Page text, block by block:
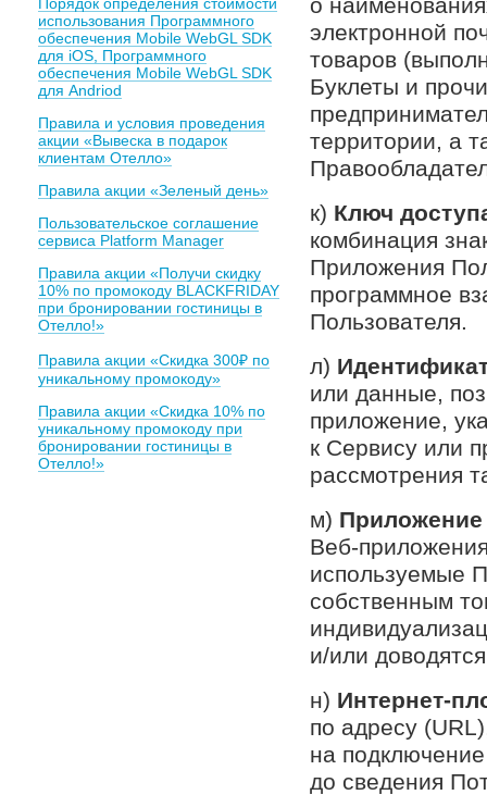
использования Программного
обеспечения Mobile WebGL SDK
для iOS, Программного
обеспечения Mobile WebGL SDK
для Andriod
Правила и условия проведения
акции «Вывеска в подарок
клиентам Отелло»
Правила акции «Зеленый день»
Пользовательское соглашение
сервиса Platform Manager
Правила акции «Получи скидку
10% по промокоду BLACKFRIDAY
при бронировании гостиницы в
Отелло!»
Правила акции «Скидка 300₽ по
уникальному промокоду»
Правила акции «Скидка 10% по
уникальному промокоду при
бронировании гостиницы в
Отелло!»
электронной
товаров
Буклеты и
территории, а
к) Ключ
комбинация
Приложения
программное
Пользователя.
л)
или данные,
приложение,
к Сервису или
рассмотрения
м) Приложение
Веб-
используемые
собственным
и/или
н) Интернет-
по адресу
на
до сведения